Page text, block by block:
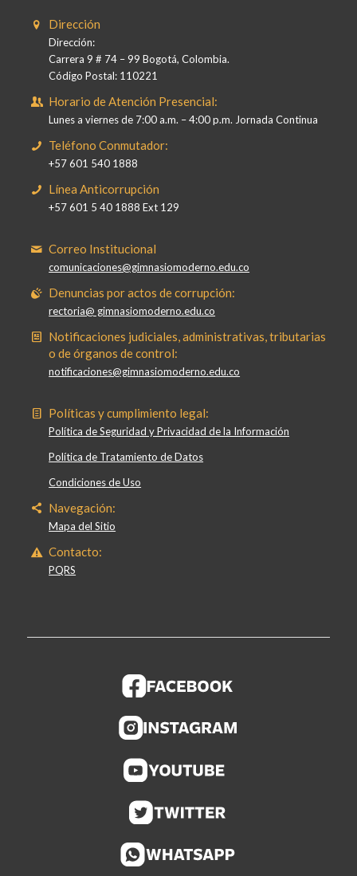
Dirección
Dirección:
Carrera 9 # 74 – 99 Bogotá, Colombia.
Código Postal: 110221
Horario de Atención Presencial:
Lunes a viernes de 7:00 a.m. – 4:00 p.m. Jornada Continua
Teléfono Conmutador:
+57 601 540 1888
Línea Anticorrupción
+57 601 5 40 1888 Ext 129
Correo Institucional
comunicaciones@gimnasiomoderno.edu.co
Denuncias por actos de corrupción:
rectoria@ gimnasiomoderno.edu.co
Notificaciones judiciales, administrativas, tributarias
o de órganos de control:
notificaciones@gimnasiomoderno.edu.co
Políticas y cumplimiento legal:
Política de Seguridad y Privacidad de la Información
Política de Tratamiento de Datos
Condiciones de Uso
Navegación:
Mapa del Sitio
Contacto:
PQRS